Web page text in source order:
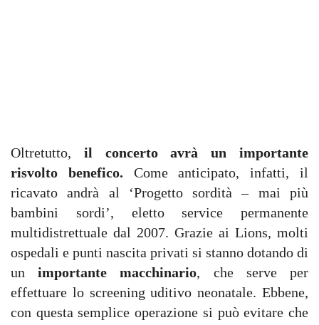
Oltretutto, il concerto avrà un importante
risvolto benefico. Come anticipato, infatti, il
ricavato andrà al ‘Progetto sordità – mai più
bambini sordi’, eletto service permanente
multidistrettuale dal 2007. Grazie ai Lions, molti
ospedali e punti nascita privati si stanno dotando di
unimportante macchinario, che serve per
effettuare lo screening uditivo neonatale. Ebbene,
con questa semplice operazione si può evitare che